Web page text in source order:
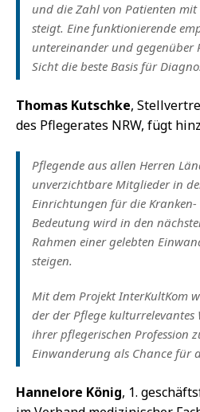
und die Zahl von Patienten
steigt. Eine funktionierende
untereinander und gegenüber
Sicht die beste Basis für
Thomas Kutschke,
des Pflegerates NRW, fügt
Pflegende aus allen Herren
unverzichtbare Mitglieder in
Einrichtungen für die
Bedeutung wird in den
Rahmen einer gelebten
steigen.
Mit dem Projekt InterKultKom
der der Pflege kulturrelevantes
ihrer pflegerischen Profession
Einwanderung als Chance für
Hannelore König, 1.